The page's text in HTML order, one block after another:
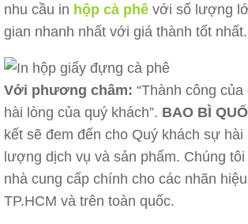
nhu cầu in hộp cà phê với số lượng
gian nhanh nhất với giá thành tốt nhất.
Với phương châm: “Thành công
hài lòng của quý khách”. BAO BÌ
kết sẽ đem đến cho Quý khách sự hài
lượng dịch vụ và sản phẩm. Chúng
nhà cung cấp chính cho các nhãn
TP.HCM và trên toàn quốc.